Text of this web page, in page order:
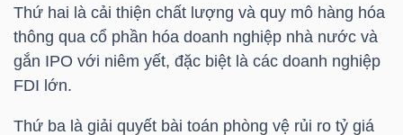
Thứ hai là cải thiện chất lượng và quy mô hàng hóa
thông qua cổ phần hóa doanh nghiệp nhà nước và
gắn IPO với niêm yết, đặc biệt là các doanh nghiệp
FDI lớn.
Thứ ba là giải quyết bài toán phòng vệ rủi ro tỷ giá
NGUYÊN